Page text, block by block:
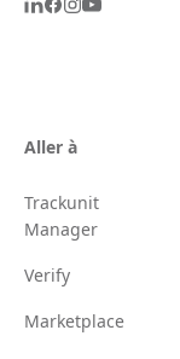
Aller à
Trackunit
Manager
Verify
Marketplace